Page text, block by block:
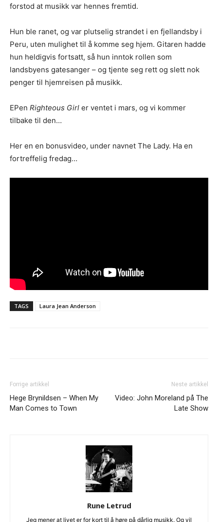
Ønsker du omtale på Dust of Daylight?
forstod at musikk var hennes fremtid.
Hun ble ranet, og var plutselig strandet i en fjellandsby i
Peru, uten mulighet til å komme seg hjem. Gitaren hadde
hun heldigvis fortsatt, så hun inntok rollen som
landsbyens gatesanger – og tjente seg rett og slett nok
penger til hjemreisen på musikk.
EPen Righteous Girl er ventet i mars, og vi kommer
tilbake til den…
Her en en bonusvideo, under navnet The Lady. Ha en
fortreffelig fredag…
TAGS Laura Jean Anderson
Forrige artikkel
Hege Brynildsen – When My
Man Comes to Town
Neste artikkel
Video: John Moreland på The
Late Show
Rune Letrud
Jeg mener at livet er for kort til å høre på dårlig musikk. Og vil